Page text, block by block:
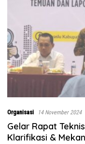
Organisasi 14 November 2024
Gelar Rapat
Klarifikasi &